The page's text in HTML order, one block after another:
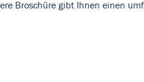
Broschüre gibt Ihnen einen